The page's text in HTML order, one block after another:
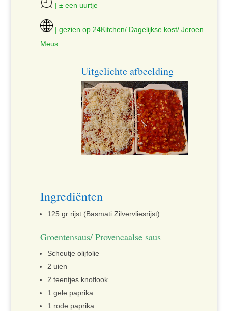
| ± een uurtje
| gezien op 24Kitchen/ Dagelijkse kost/ Jeroen
Meus
Uitgelichte afbeelding
Ingrediënten
125 gr rijst (Basmati Zilvervliesrijst)
Groentensaus/ Provencaalse saus
Scheutje olijfolie
2 uien
2 teentjes knoflook
1 gele paprika
1 rode paprika